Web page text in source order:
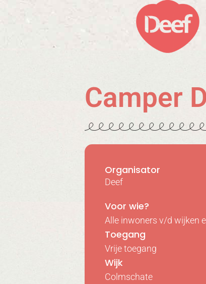
Camper
Organisator
Deef
Voor wie?
Alle inwoners v/d wijken
Toegang
Vrije toegang
Wijk
Colmschate